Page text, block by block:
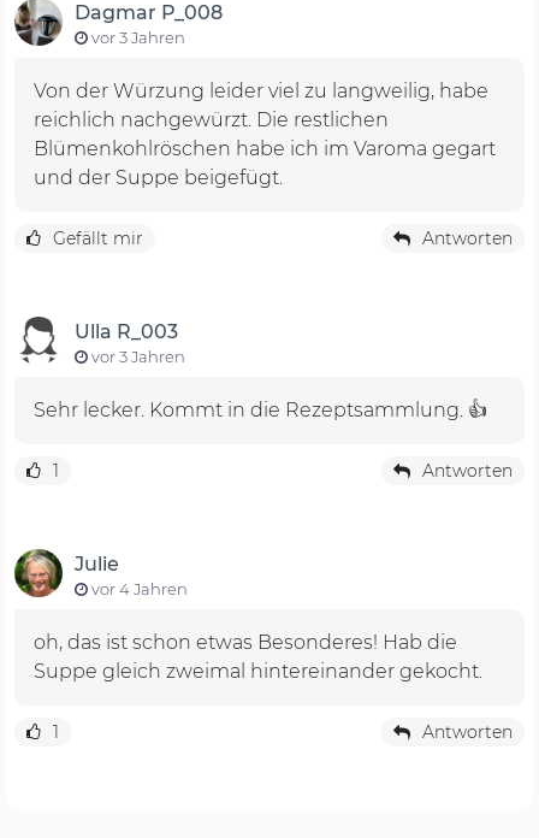
Dagmar P_008
vor 3 Jahren
Von der Würzung leider viel zu langweilig, habe
reichlich nachgewürzt. Die restlichen
Blümenkohlröschen habe ich im Varoma gegart
und der Suppe beigefügt.
Gefällt mir Antworten
Ulla R_003
vor 3 Jahren
Sehr lecker. Kommt in die Rezeptsammlung. 👍
1 Antworten
Julie
vor 4 Jahren
oh, das ist schon etwas Besonderes! Hab die
Suppe gleich zweimal hintereinander gekocht.
1 Antworten